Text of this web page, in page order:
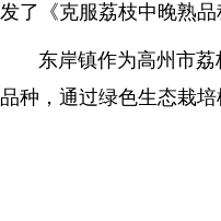
发了《克服荔枝中晚熟品
东岸镇作为高州市荔枝
品种，通过绿色生态栽